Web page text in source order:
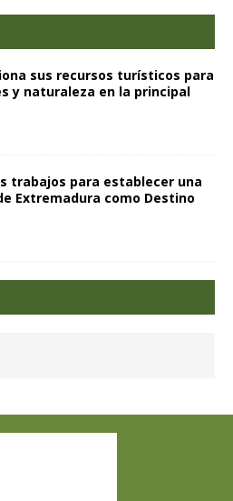
sus recursos turísticos para
y naturaleza en la principal
trabajos para establecer una
Extremadura como Destino